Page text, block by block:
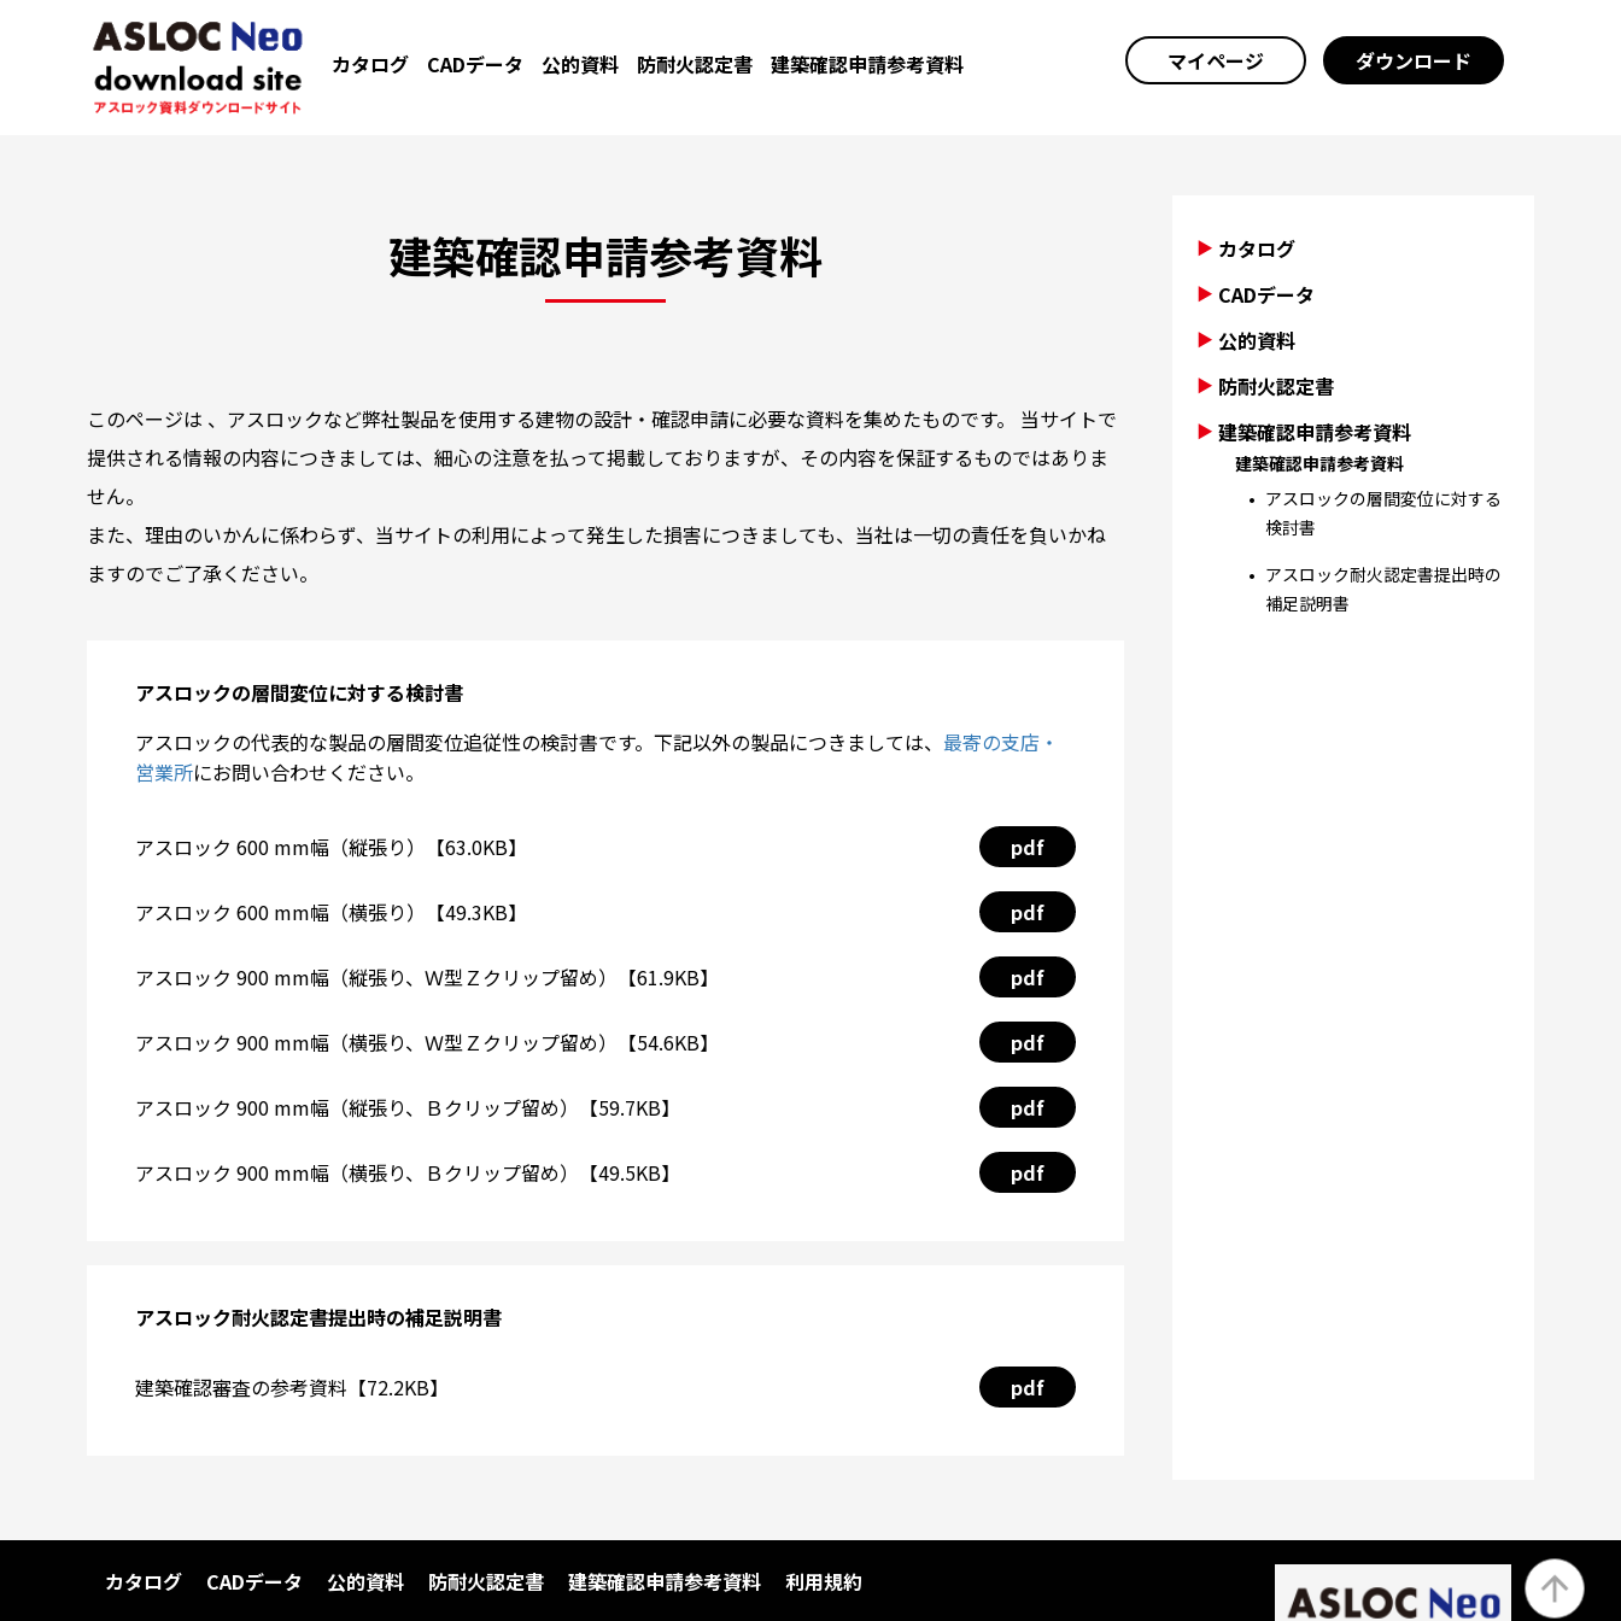
カタログ CADデータ 公的資料 防耐火認定書 建築確認申請参考資料 マイページ ダウンロード
建築確認申請参考資料
このページは 、アスロックなど弊社製品を使用する建物の設計・確認申請に必要な資料を集めたものです。 当サイトで
提供される情報の内容につきましては、細心の注意を払って掲載しておりますが、その内容を保証するものではありま
せん。
また、理由のいかんに係わらず、当サイトの利用によって発生した損害につきましても、当社は一切の責任を負いかね
ますのでご了承ください。
アスロックの層間変位に対する検討書
アスロックの代表的な製品の層間変位追従性の検討書です。下記以外の製品につきましては、 最寄の支店・
営業所にお問い合わせください。
アスロック 600 mm幅（縦張り）【63.0KB】 pdf
アスロック 600 mm幅（横張り）【49.3KB】 pdf
アスロック 900 mm幅（縦張り、Ｗ型Ｚクリップ留め）【61.9KB】 pdf
アスロック 900 mm幅（横張り、Ｗ型Ｚクリップ留め）【54.6KB】 pdf
アスロック 900 mm幅（縦張り、Ｂクリップ留め）【59.7KB】 pdf
アスロック 900 mm幅（横張り、Ｂクリップ留め）【49.5KB】 pdf
アスロック耐火認定書提出時の補足説明書
建築確認審査の参考資料【72.2KB】 pdf
カタログ
CADデータ
公的資料
防耐火認定書
建築確認申請参考資料
建築確認申請参考資料
アスロックの層間変位に対する
検討書
アスロック耐火認定書提出時の
補足説明書
カタログ CADデータ 公的資料 防耐火認定書 建築確認申請参考資料 利用規約